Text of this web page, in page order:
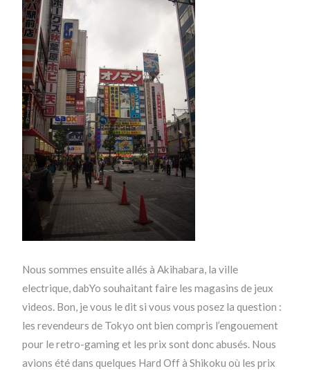
Nous sommes ensuite allés à Akihabara, la ville
electrique, dabYo souhaitant faire les magasins de jeux
videos. Bon, je vous le dit si vous vous posez la question :
les revendeurs de Tokyo ont bien compris l’engouement
pour le retro-gaming et les prix sont donc abusés. Nous
avions été dans quelques Hard Off à Shikoku où les prix